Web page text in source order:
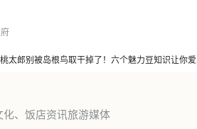
桃太郎别被岛根鸟取干掉了！六个魅力豆知识让你
化、饭店资讯旅游媒体